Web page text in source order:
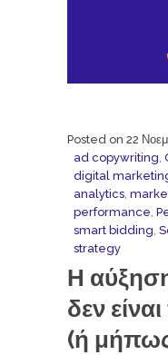
Posted on 22
ad copywriting,
digital
analytics,
performance,
smart bidding,
strategy
Η
δεν
(ή μήπως